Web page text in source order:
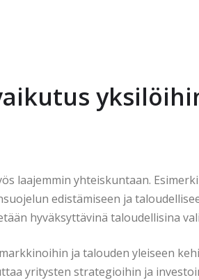
laajemmin yhteiskuntaan.
edistämiseen ja
hyväksyttävinä taloudellisina
ja talouden yleiseen
yritysten strategioihin ja